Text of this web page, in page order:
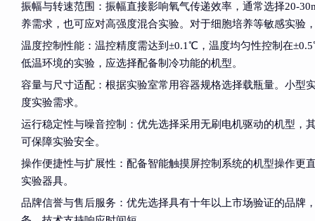
振幅与转速范围 ：振幅直接影响氧气传递效率，通常选择20-
养需求，也可应对高强度混合实验。对于细胞培养等敏感实验
温度控制性能 ：温控精度需达到±0.1℃，温度均匀性控制在
低温环境的实验，应选择配备制冷功能的机型。
容量与尺寸适配 ：根据实验室常用容器规格选择载瓶量。小型
度实验需求。
运行稳定性与噪音控制
：优先选择采用无刷电机驱动的机型，
可保障实验安全。
操作便捷性与扩展性 ：配备智能触摸屏控制系统的机型操作
实验器具。
品牌信誉与售后服务 ：优先选择具有十年以上市场验证的品